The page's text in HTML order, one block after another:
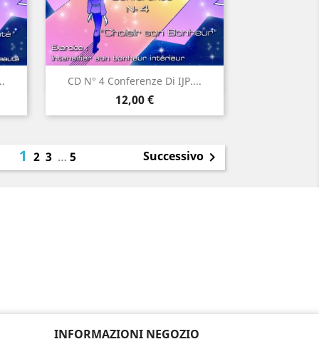
CD N° 4 Conferenze Di IJP....
Prezzo
12,00 €
Anteprima
123 … 5 Successivo
INFORMAZIONI NEGOZIO